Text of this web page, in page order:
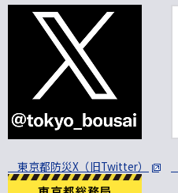
東京都防災X（旧Twitter）